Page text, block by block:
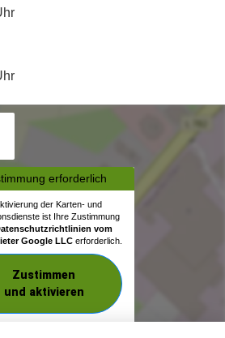
erforderlich
der Karten- und
ist Ihre Zustimmung
vom
Google LLC erforderlich.
Zustimmen
und aktivieren